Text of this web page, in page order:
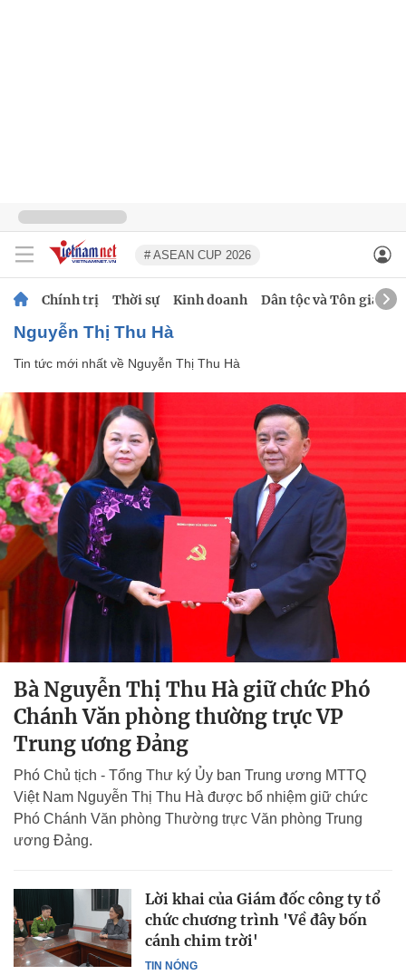
# ASEAN CUP 2026
Chính trị Thời sự Kinh doanh Dân tộc và Tôn giáo
Nguyễn Thị Thu Hà
Tin tức mới nhất về Nguyễn Thị Thu Hà
Bà Nguyễn Thị Thu Hà giữ chức Phó
Chánh Văn phòng thường trực VP
Trung ương Đảng
Phó Chủ tịch - Tổng Thư ký Ủy ban Trung ương MTTQ
Việt Nam Nguyễn Thị Thu Hà được bổ nhiệm giữ chức
Phó Chánh Văn phòng Thường trực Văn phòng Trung
ương Đảng.
TIN NÓNG
Lời khai của Giám đốc công ty tổ
chức chương trình 'Về đây bốn
cánh chim trời'